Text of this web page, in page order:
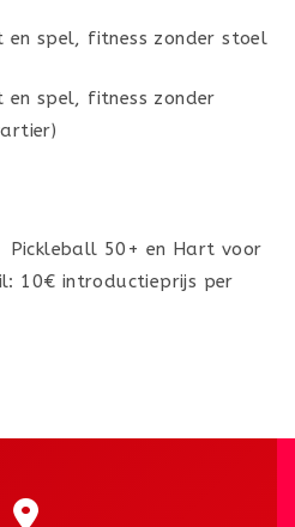
spel, fitness zonder stoel
spel, fitness zonder
50+ en Hart voor
10€ introductieprijs per